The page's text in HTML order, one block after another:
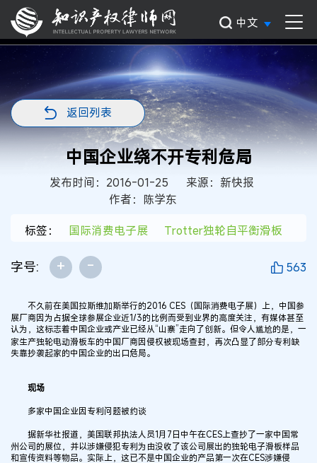
中文
返回列表
中国企业绕不开专利危局
发布时间：2016-01-25
来源：新快报
作者：陈学东
标签：
国际消费电子展 Trotter独轮自平衡滑板
字号: + - 563
不久前在美国拉斯维加斯举行的2016 CES（国际消费电子展）上，中国参
展厂商因为占据全球参展企业近1/3的比例而受到业界的高度关注，有媒体甚至
认为，这标志着中国企业或产业已经从“山寨”走向了创新。但令人尴尬的是，一
家生产独轮电动滑板车的中国厂商因侵权被现场查封，再次凸显了部分专利缺
失靠抄袭起家的中国企业的出口危局。
现场
多家中国企业因专利问题被约谈
据新华社报道，美国联邦执法人员1月7日中午在CES上查抄了一家中国常
州公司的展位，并以涉嫌侵犯专利为由没收了该公司展出的独轮电子滑板样品
和宣传资料等物品。实际上，这已不是中国企业的产品第一次在CES涉嫌侵